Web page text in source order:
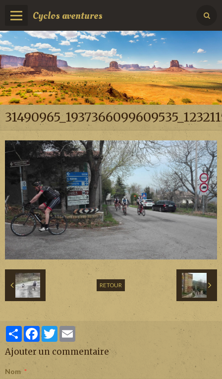
Cyclos aventures
RETOUR
PartagerFacebook
TwitterEmail
Ajouter un commentaire
Nom